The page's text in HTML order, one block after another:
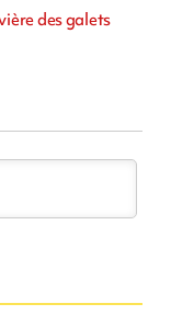
des galets